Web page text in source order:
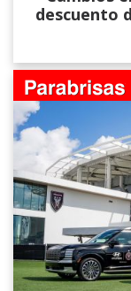
descuento